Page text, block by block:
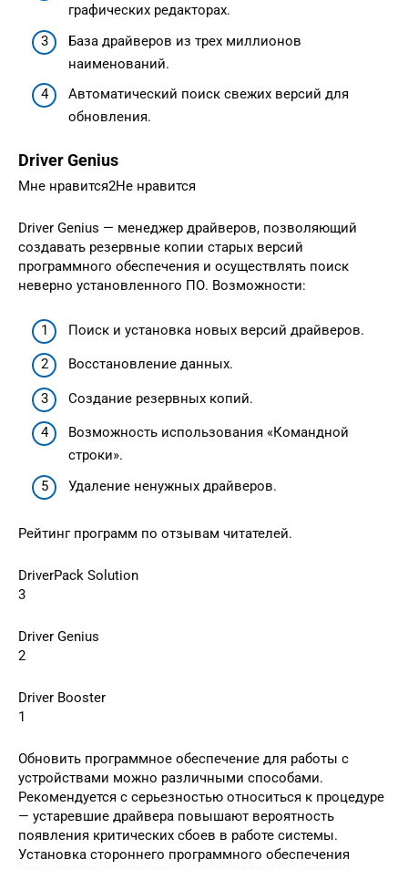
графических редакторах.
База драйверов из трех миллионов
наименований.
Автоматический поиск свежих версий для
обновления.
Driver Genius
Мне нравится2Не нравится
Driver Genius — менеджер драйверов, позволяющий
создавать резервные копии старых версий
программного обеспечения и осуществлять поиск
неверно установленного ПО. Возможности:
Поиск и установка новых версий драйверов.
Восстановление данных.
Создание резервных копий.
Возможность использования «Командной
строки».
Удаление ненужных драйверов.
Рейтинг программ по отзывам читателей.
DriverPack Solution
3
Driver Genius
2
Driver Booster
1
Обновить программное обеспечение для работы с
устройствами можно различными способами.
Рекомендуется с серьезностью относиться к процедуре
— устаревшие драйвера повышают вероятность
появления критических сбоев в работе системы.
Установка стороннего программного обеспечения